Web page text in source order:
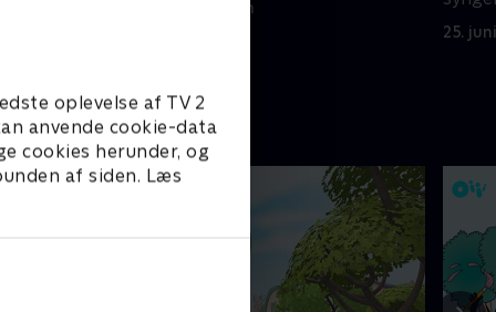
oplevelse af TV 2
anvende cookie-data
cookies herunder, og
af siden. Læs
25. juni 2022 • 3 min
25.